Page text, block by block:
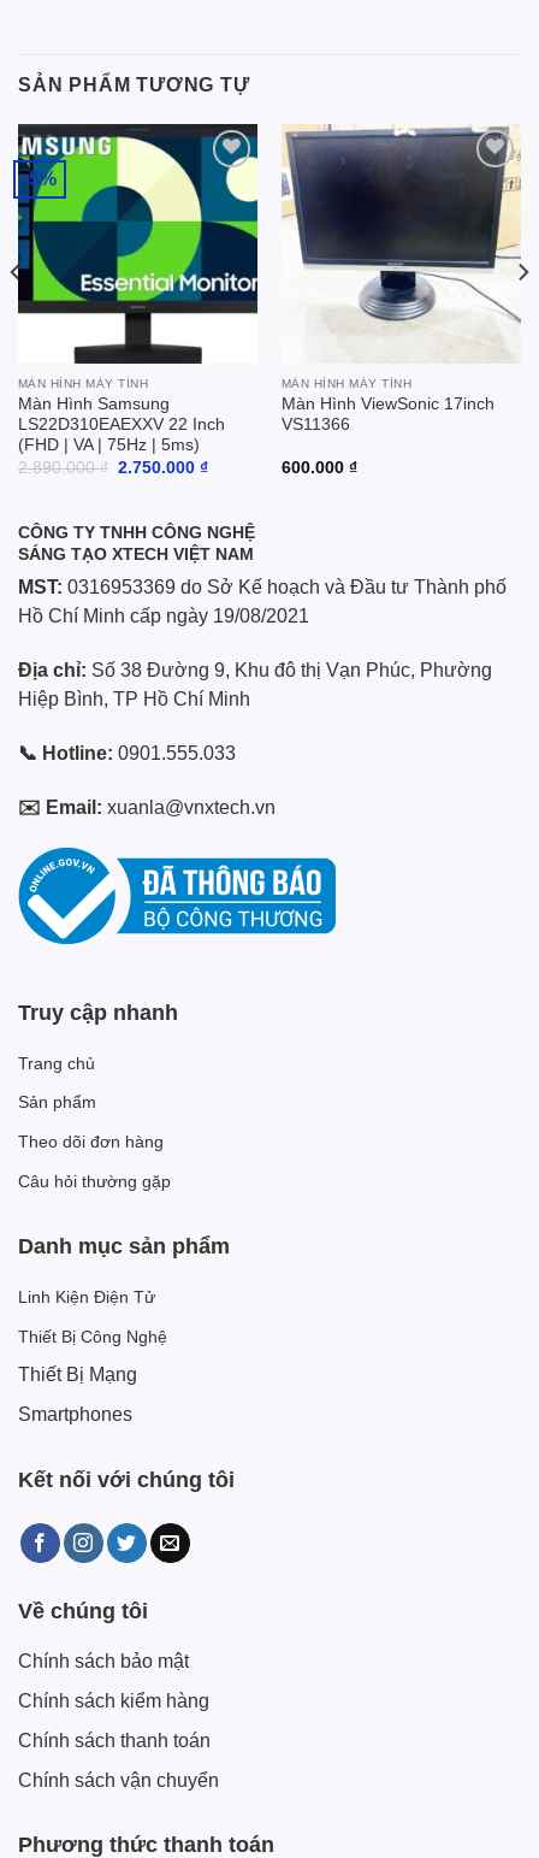
SẢN PHẨM TƯƠNG TỰ
-5%
Add to
wishlist
MÀN HÌNH MÁY TÍNH
Màn Hình Samsung
LS22D310EAEXXV 22 Inch
(FHD | VA | 75Hz | 5ms)
2.890.000₫ Giá
2.750.000 ₫Giá
2.750.000 ₫.
Add to
wishlist
MÀN HÌNH MÁY TÍNH
Màn Hình ViewSonic 17inch
VS11366
600.000 ₫
CÔNG TY TNHH CÔNG NGHỆ
SÁNG TẠO XTECH VIỆT NAM
MST: 0316953369 do Sở Kế hoạch và Đầu tư Thành phố
Hồ Chí Minh cấp ngày 19/08/2021
Địa chỉ: Số 38 Đường 9, Khu đô thị Vạn Phúc, Phường
Hiệp Bình, TP Hồ Chí Minh
📞 Hotline: 0901.555.033
✉️ Email: xuanla@vnxtech.vn
Truy cập nhanh
Trang chủ
Sản phẩm
Theo dõi đơn hàng
Câu hỏi thường gặp
Danh mục sản phẩm
Linh Kiện Điện Tử
Thiết Bị Công Nghệ
Thiết Bị Mạng
Smartphones
Kết nối với chúng tôi
Về chúng tôi
Chính sách bảo mật
Chính sách kiểm hàng
Chính sách thanh toán
Chính sách vận chuyển
Phương thức thanh toán